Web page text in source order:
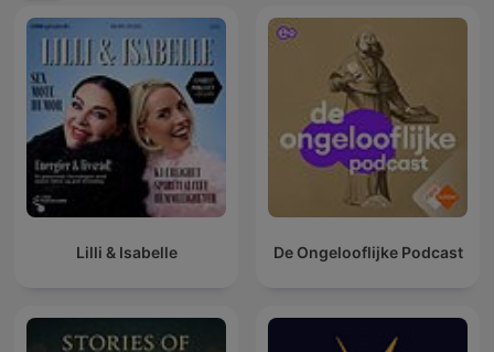
Lilli & Isabelle De Ongelooflijke Podcast